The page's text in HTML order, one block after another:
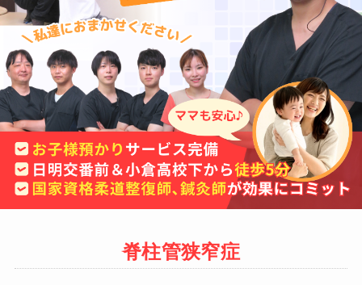
脊柱管狭窄症